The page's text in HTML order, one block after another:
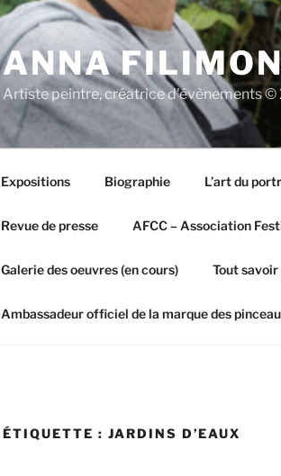
ANNA
Artiste peintre, créatrice d'évènements ©
Expositions Biographie L’art du
Revue de presse AFCC – Association
Galerie des oeuvres (en cours) Tout
Ambassadeur officiel de la marque des
ÉTIQUETTE : JARDINS D’EAUX